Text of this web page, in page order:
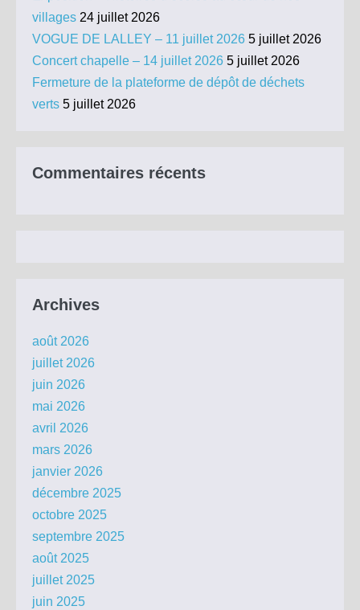
villages 24 juillet 2026
VOGUE DE LALLEY – 11 juillet 2026 5 juillet 2026
Concert chapelle – 14 juillet 2026 5 juillet 2026
Fermeture de la plateforme de dépôt de déchets
verts 5 juillet 2026
Commentaires récents
Archives
août 2026
juillet 2026
juin 2026
mai 2026
avril 2026
mars 2026
janvier 2026
décembre 2025
octobre 2025
septembre 2025
août 2025
juillet 2025
juin 2025